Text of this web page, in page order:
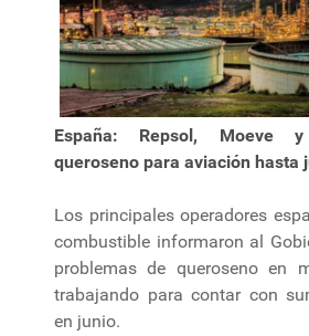
España: Repsol, Moeve
queroseno para aviación hasta
Los principales operadores
combustible informaron al
problemas de queroseno en
trabajando para contar con
en junio.